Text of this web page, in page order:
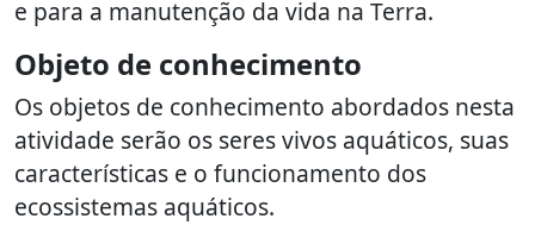
e para a manutenção da vida na Terra.
Objeto de conhecimento
Os objetos de conhecimento abordados nesta
atividade serão os seres vivos aquáticos, suas
características e o funcionamento dos
ecossistemas aquáticos.